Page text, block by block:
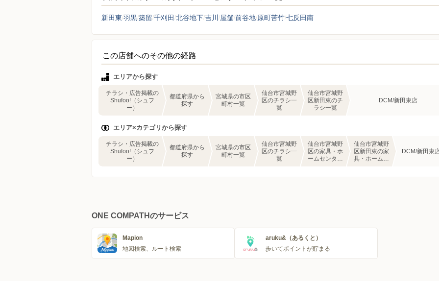
新田東 羽黒築留 千刈田 北谷地下吉川 屋舗前谷地 原町苦竹七反田南
この店舗へのその他の経路
エリアから探す
チラシ・広告掲載の
Shufoo!（シュフ
ー）
都道府県から
探す
宮城県の市区
町村一覧
仙台市宮城野
区のチラシ一
覧
仙台市宮城野
区新田東のチ
ラシ一覧
DCM/新田東店
エリア×カテゴリから探す
チラシ・広告掲載の
Shufoo!（シュフ
ー）
都道府県から
探す
宮城県の市区
町村一覧
仙台市宮城野
区のチラシ一
覧
仙台市宮城野
区の家具・ホ
ームセンター
仙台市宮城野
区新田東の家
具・ホームセ
DCM/新田東
ONE COMPATHのサービス
Mapion
地図検索、ルート検索
aruku&（あるくと）
歩いてポイントが貯まる